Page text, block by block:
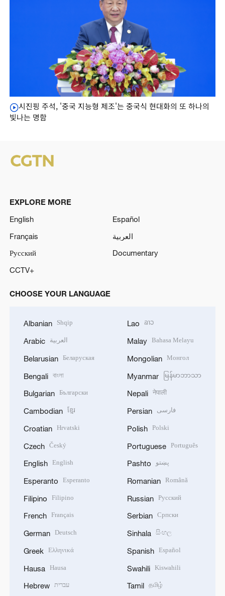
시진핑 주석, '중국 지능형 제조'는 중국식 현대화의 또 하나의
빛나는 명함
EXPLORE MORE
English
Español
Français
العربية
Русский
Documentary
CCTV+
CHOOSE YOUR LANGUAGE
Albanian Shqip
Arabic العربية
Belarusian Беларуская
Bengali বাংলা
Bulgarian Български
Cambodian ខ្មែរ
Croatian Hrvatski
Czech Český
English English
Esperanto Esperanto
Filipino Filipino
French Français
German Deutsch
Greek Ελληνικά
Hausa Hausa
Hebrew עברית
Lao ລາວ
Malay Bahasa Melayu
Mongolian Монгол
Myanmar မြန်မာဘာသာ
Nepali नेपाली
Persian فارسی
Polish Polski
Portuguese Português
Pashto پښتو
Romanian Română
Russian Русский
Serbian Српски
Sinhala සිංහල
Spanish Español
Swahili Kiswahili
Tamil தமிழ்